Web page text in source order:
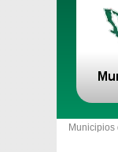
Municipios